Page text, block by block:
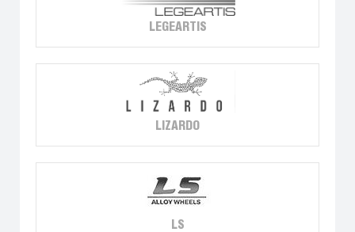
LEGEARTIS
LIZARDO
LS